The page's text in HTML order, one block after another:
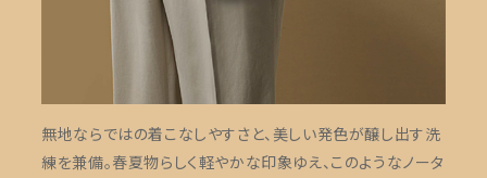
無地ならではの着こなしやすさと、美しい発色が醸し出す洗
練を兼備。春夏物らしく軽やかな印象ゆえ、このようなノータ